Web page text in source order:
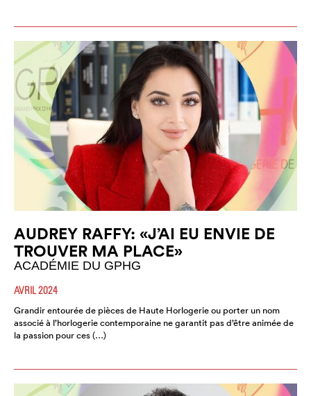
AUDREY RAFFY: «J’AI EU ENVIE DE
TROUVER MA PLACE»
ACADÉMIE DU GPHG
AVRIL 2024
Grandir entourée de pièces de Haute Horlogerie ou porter un nom
associé à l’horlogerie contemporaine ne garantit pas d’être animée de
la passion pour ces (…)